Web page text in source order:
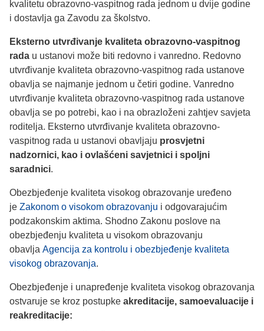
kvalitetu obrazovno-vaspitnog rada jednom u dvije godine
i dostavlja ga Zavodu za školstvo.
Eksterno utvrđivanje kvaliteta obrazovno-vaspitnog
rada u ustanovi može biti redovno i vanredno. Redovno
utvrđivanje kvaliteta obrazovno-vaspitnog rada ustanove
obavlja se najmanje jednom u četiri godine. Vanredno
utvrđivanje kvaliteta obrazovno-vaspitnog rada ustanove
obavlja se po potrebi, kao i na obrazloženi zahtjev savjeta
roditelja. Eksterno utvrđivanje kvaliteta obrazovno-
vaspitnog rada u ustanovi obavljaju prosvjetni
nadzornici, kao i ovlašćeni savjetnici i spoljni
saradnici.
Obezbjeđenje kvaliteta visokog obrazovanje uređeno
je Zakonom o visokom obrazovanju i odgovarajućim
podzakonskim aktima. Shodno Zakonu poslove na
obezbjeđenju kvaliteta u visokom obrazovanju
obavlja Agencija za kontrolu i obezbjeđenje kvaliteta
visokog obrazovanja.
Obezbjeđenje i unapređenje kvaliteta visokog obrazovanja
ostvaruje se kroz postupke akreditacije, samoevaluacije i
reakreditacije: